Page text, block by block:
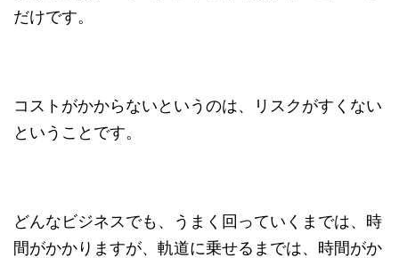
だけです。
コストがかからないというのは、リスクがすくない
ということです。
どんなビジネスでも、うまく回っていくまでは、時
間がかかりますが、軌道に乗せるまでは、時間がか